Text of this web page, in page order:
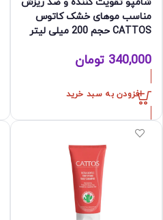
مناسب موهای خشک کاتوس
CATTOS حجم 200 میلی لیتر
340,000 تومان
افزودن به سبد خرید